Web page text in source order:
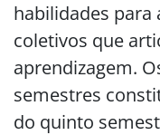
habilidades para
coletivos que
aprendizagem.
semestres
do quinto